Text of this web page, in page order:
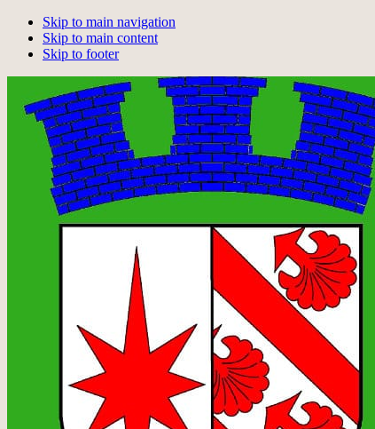
Skip to main navigation
Skip to main content
Skip to footer